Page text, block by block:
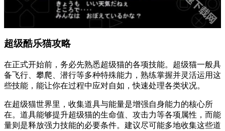
超级酷乐猫攻略
在正式开始前，务必先熟悉超级猫的各项技能。超级猫一般具
备飞行、攀爬、潜行等多种特殊能力，熟练掌握并灵活运用这
些技能，能让你在过程中应对自如，快速处理各类状况。
在超级猫世界里，收集道具与能量是增强自身能力的核心所
在。道具能够提升超级猫的生命值、攻击力等各项属性，而能
量则是释放强力技能的必要条件。建议尽可能多地收集这些道